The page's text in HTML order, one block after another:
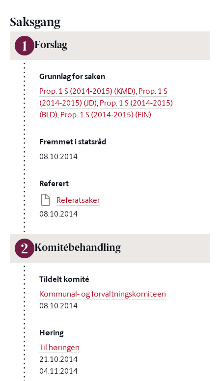
Saksgang
1 Forslag
Grunnlag for saken
Prop. 1 S (2014-2015) (KMD),Prop. 1 S
(2014-2015) (JD),Prop. 1 S (2014-2015)
(BLD),Prop. 1 S (2014-2015) (FIN)
Fremmet i statsråd
08.10.2014
Referert
Referatsaker
08.10.2014
2 Komitébehandling
Tildelt komité
Kommunal- og forvaltningskomiteen
08.10.2014
Høring
Til høringen
21.10.2014
04.11.2014